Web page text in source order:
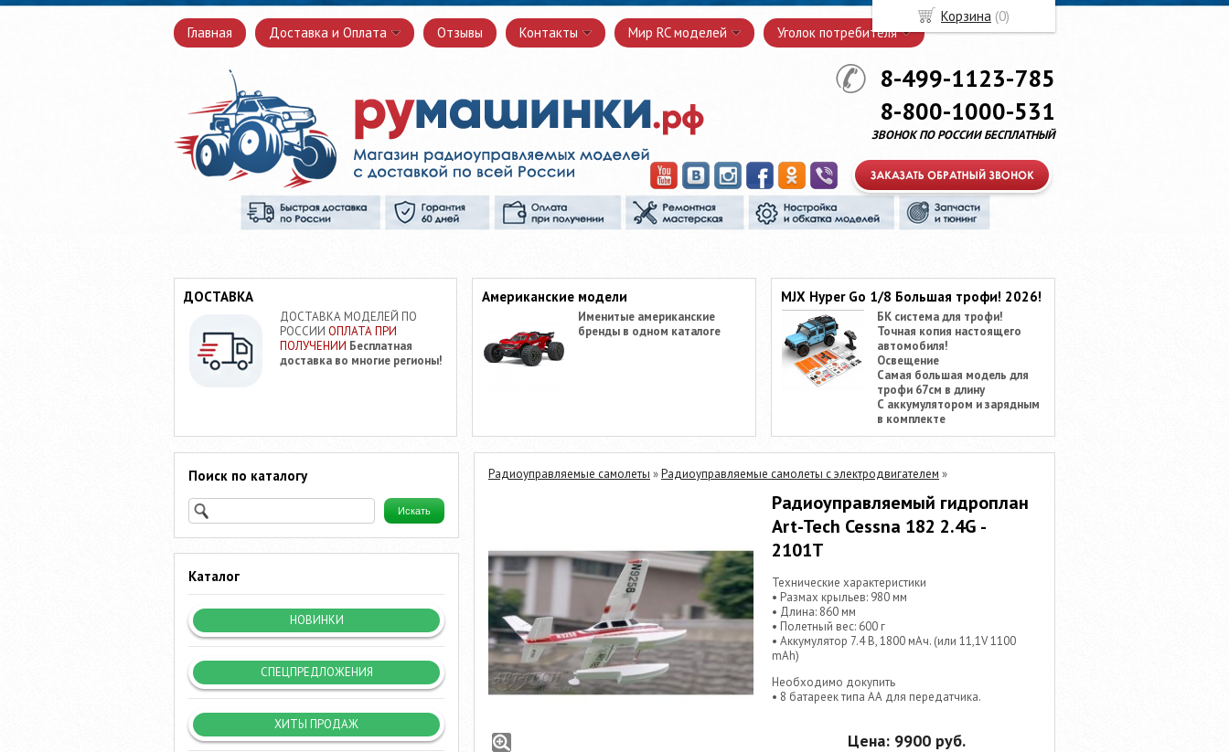
Главная Доставка и Оплата Отзывы Контакты Мир RC моделей Уголок потребителя
8-499-1123-785
8-800-1000-531
ЗВОНОК ПО РОССИИ БЕСПЛАТНЫЙ
ДОСТАВКА
ДОСТАВКА МОДЕЛЕЙ ПО
РОССИИ ОПЛАТА ПРИ
ПОЛУЧЕНИИ Бесплатная
доставка во многие регионы!
Американские модели
Именитые американские
бренды в одном каталоге
MJX Hyper Go 1/8 Большая трофи! 2026!
БК система для трофи!
Точная копия настоящего
автомобиля!
Освещение
Самая большая модель для
трофи 67см в длину
С аккумулятором и зарядным
в комплекте
Поиск по каталогу
Каталог
НОВИНКИ
СПЕЦПРЕДЛОЖЕНИЯ
ХИТЫ ПРОДАЖ
Радиоуправляемые самолеты »Радиоуправляемые самолеты с электродвигателем »
Радиоуправляемый гидроплан
Art-Tech Cessna 182 2.4G -
2101T
Технические характеристики
• Размах крыльев: 980 мм
• Длина: 860 мм
• Полетный вес: 600 г
• Аккумулятор 7.4 В, 1800 мАч. (или 11,1V 1100
mAh)
Необходимо докупить
• 8 батареек типа АА для передатчика.
Цена: 9900руб.
Корзина (0)